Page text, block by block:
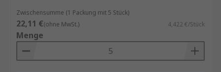
Vorteile und Anwendungsmöglichkeiten
Platzsparendes Design
Zwischensumme (1 Packung mit 5 Stück)
22,11 €(ohne MwSt.) 4,422 €/Stück
Menge